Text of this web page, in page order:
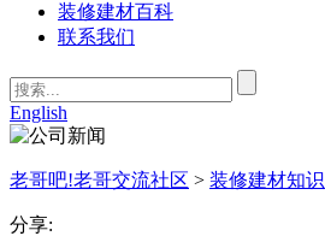
装修建材百科
联系我们
English
老哥吧!老哥交流社区 > 装修建材知识
分享: